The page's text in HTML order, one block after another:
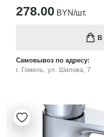
278.00 BYN/шт.
В
Самовывоз по адресу:
г. Гомель, ул. Шилова, 7